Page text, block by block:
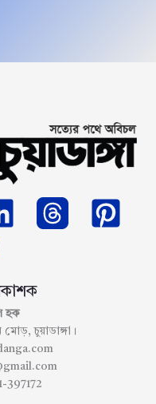
হক
চুয়াডাঙ্গা।
397172